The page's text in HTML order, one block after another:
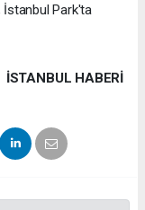
Park'ta
İSTANBUL HABERİ